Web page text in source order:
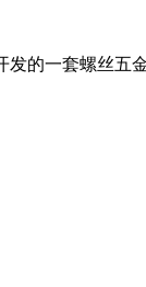
的一套螺丝五